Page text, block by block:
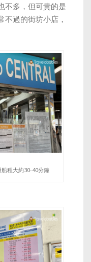
不多，但可貴的是
不過的街坊小店，
程大約30-40分鐘